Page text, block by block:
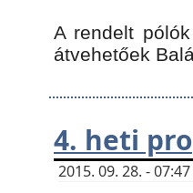
A rendelt
átvehetőek
4. heti
2015. 09. 28. -